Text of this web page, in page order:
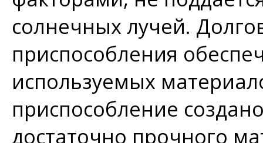
солнечных лучей.
приспособления
используемых
приспособление
достаточно прочного